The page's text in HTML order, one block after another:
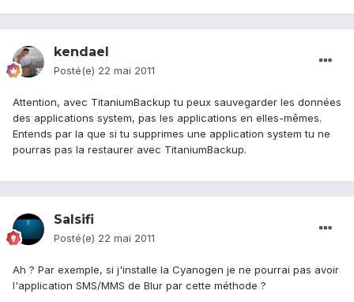
kendael
Posté(e) 22 mai 2011
Attention, avec TitaniumBackup tu peux sauvegarder les données
des applications system, pas les applications en elles-mêmes.
Entends par la que si tu supprimes une application system tu ne
pourras pas la restaurer avec TitaniumBackup.
Salsifi
Posté(e) 22 mai 2011
Ah ? Par exemple, si j'installe la Cyanogen je ne pourrai pas avoir
l'application SMS/MMS de Blur par cette méthode ?